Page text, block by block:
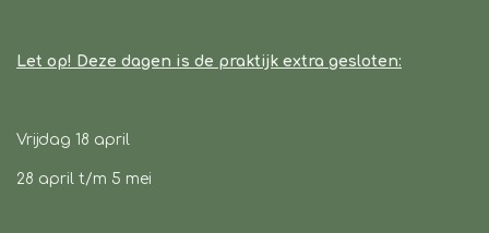
Let op! Deze dagen is de praktijk extra gesloten:
Vrijdag 18 april
28 april t/m 5 mei